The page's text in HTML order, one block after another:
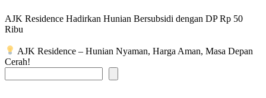
AJK Residence Hadirkan Hunian Bersubsidi dengan DP Rp 50
Ribu
AJK Residence – Hunian Nyaman, Harga Aman, Masa Depan
Cerah!